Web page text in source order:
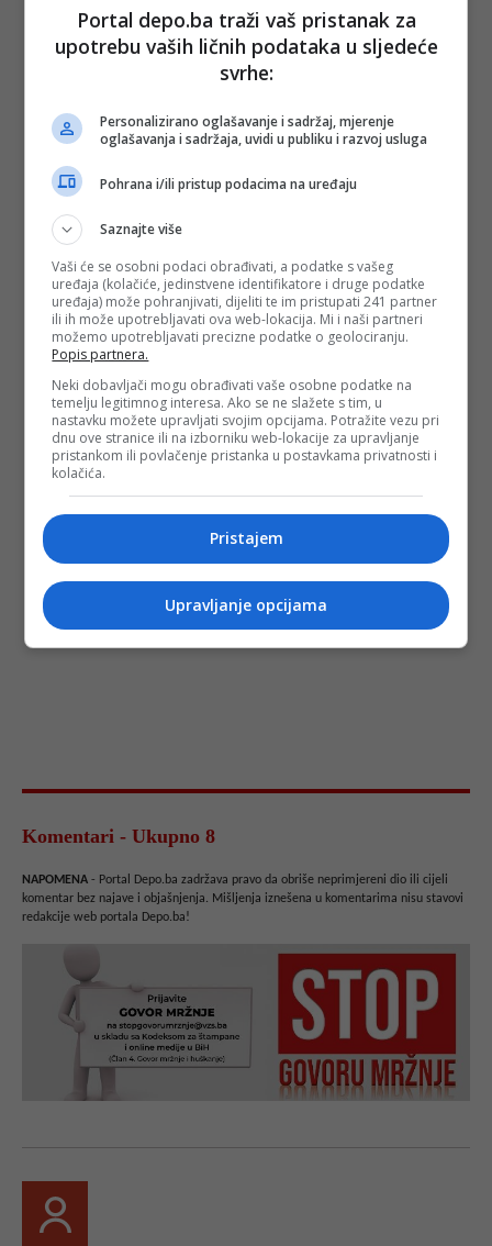
Komentari - Ukupno 8
NAPOMENA - Portal Depo.ba zadržava pravo da obriše neprimjereni dio ili cijeli
komentar bez najave i objašnjenja. Mišljenja iznešena u komentarima nisu stavovi
redakcije web portala Depo.ba!
Portal depo.ba traži vaš pristanak za
upotrebu vaših ličnih podataka u sljedeće
svrhe:
Personalizirano oglašavanje i sadržaj, mjerenje
oglašavanja i sadržaja, uvidi u publiku i razvoj usluga
Pohrana i/ili pristup podacima na uređaju
Saznajte više
Vaši će se osobni podaci obrađivati, a podatke s vašeg
uređaja (kolačiće, jedinstvene identifikatore i druge podatke
uređaja) može pohranjivati, dijeliti te im pristupati 241 partner
ili ih može upotrebljavati ova web-lokacija. Mi i naši partneri
možemo upotrebljavati precizne podatke o geolociranju.
Popis partnera.
Neki dobavljači mogu obrađivati vaše osobne podatke na
temelju legitimnog interesa. Ako se ne slažete s tim, u
nastavku možete upravljati svojim opcijama. Potražite vezu pri
dnu ove stranice ili na izborniku web-lokacije za upravljanje
pristankom ili povlačenje pristanka u postavkama privatnosti i
kolačića.
Pristajem
Upravljanje opcijama